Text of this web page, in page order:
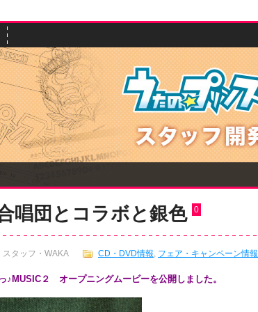
唱団とコラボと銀色 0
スタッフ・WAKA CD・DVD情報, フェア・キャンペーン情報
２ オープニングムービーを公開しました。